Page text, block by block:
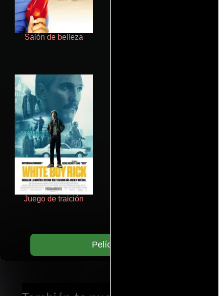
Salón de belleza
Juego de traición
Películas